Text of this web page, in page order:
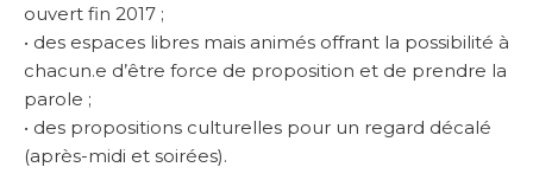
ouvert fin 2017 ;
• des espaces libres mais animés offrant la possibilité à
chacun.e d’être force de proposition et de prendre la
parole ;
• des propositions culturelles pour un regard décalé
(après-midi et soirées).